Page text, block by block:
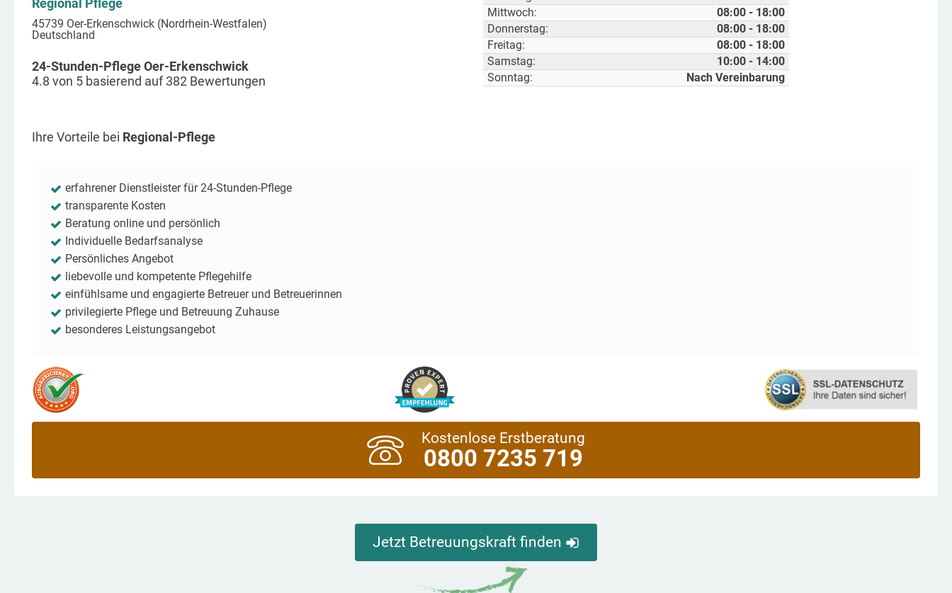
Regional Pflege
45739 Oer-Erkenschwick (Nordrhein-Westfalen)
Deutschland
24-Stunden-Pflege Oer-Erkenschwick
4.8 von 5 basierend auf382 Bewertungen
Mittwoch:
08:00 - 18:00
Donnerstag:
08:00 - 18:00
Freitag:
08:00 - 18:00
Samstag:
10:00 - 14:00
Sonntag:
Nach Vereinbarung
Ihre Vorteile bei Regional-Pflege
erfahrener Dienstleister für 24-Stunden-Pflege
transparente Kosten
Beratung online und persönlich
Individuelle Bedarfsanalyse
Persönliches Angebot
liebevolle und kompetente Pflegehilfe
einfühlsame und engagierte Betreuer und Betreuerinnen
privilegierte Pflege und Betreuung Zuhause
besonderes Leistungsangebot
Kostenlose Erstberatung
0800 7235 719
Jetzt Betreuungskraft finden